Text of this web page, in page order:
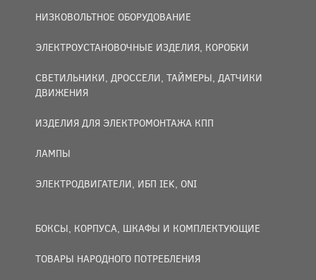
НИЗКОВОЛЬТНОЕ ОБОРУДОВАНИЕ
ЭЛЕКТРОУСТАНОВОЧНЫЕ ИЗДЕЛИЯ, КОРОБКИ
СВЕТИЛЬНИКИ, ДРОССЕЛИ, ТАЙМЕРЫ, ДАТЧИКИ
ДВИЖЕНИЯ
ИЗДЕЛИЯ ДЛЯ ЭЛЕКТРОМОНТАЖА КПП
ЛАМПЫ
ЭЛЕКТРОДВИГАТЕЛИ, ИБП IEK, ONI
БОКСЫ, КОРПУСА, ШКАФЫ И КОМПЛЕКТУЮЩИЕ
ТОВАРЫ НАРОДНОГО ПОТРЕБЛЕНИЯ